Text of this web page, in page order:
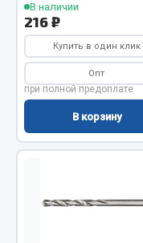
Двигатель
Мост задний
Система питания
Система выпуска газа
Система охлаждения
Сцепление
Тормозная система
Весь раздел
В наличии
216 ₽
Купить в один клик
Опт
при полной предоплате
В корзину